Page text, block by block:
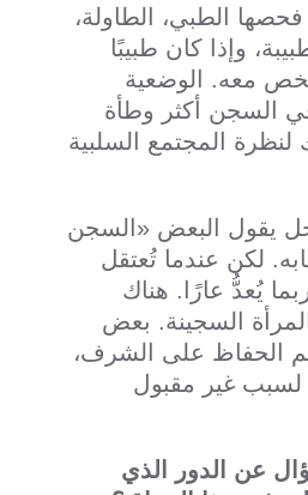
الطبي، الطاولة،
وإذا كان طبيبًا
معه. الوضعية
السجن أكثر وطأة
المجتمع السلبية
يقول البعض «السجن
لكن عندما تُعتقل
يُعدُّ عارًا. هناك
السجينة. بعض
الحفاظ على الشرف،
لسبب غير مقبول
عن الدور الذي